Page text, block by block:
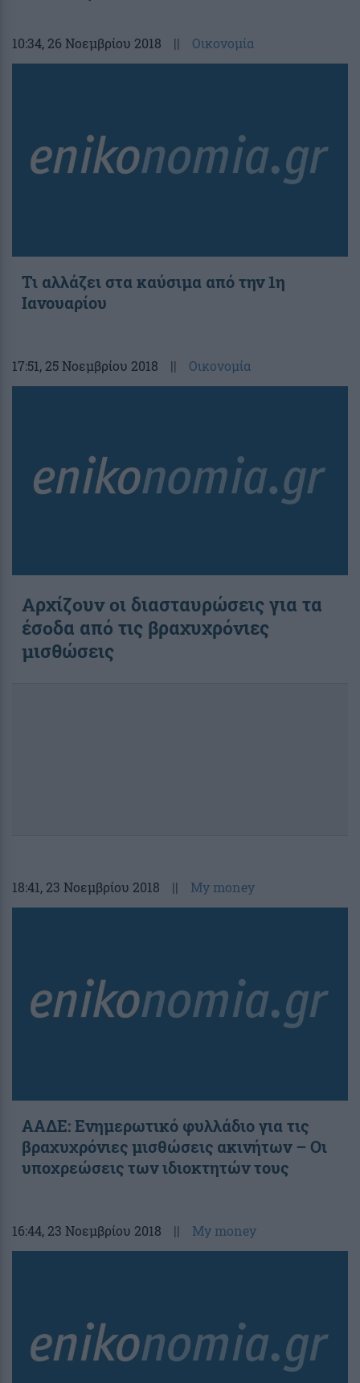
10:34, 26 Νοεμβρίου 2018 || Οικονομία
Τι αλλάζει στα καύσιμα από την 1η
Ιανουαρίου
17:51, 25 Νοεμβρίου 2018 || Οικονομία
Αρχίζουν οι διασταυρώσεις για τα
έσοδα από τις βραχυχρόνιες
μισθώσεις
18:41, 23 Νοεμβρίου 2018 || My money
ΑΑΔΕ: Ενημερωτικό φυλλάδιο για τις
βραχυχρόνιες μισθώσεις ακινήτων – Οι
υποχρεώσεις των ιδιοκτητών τους
16:44, 23 Νοεμβρίου 2018 || My money